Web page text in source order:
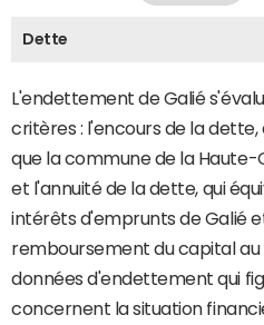
Dette
L'endettement de Galié
critères : l'encours de la
que la commune de la Haute-
et l'annuité de la dette, qui
intérêts d'emprunts de Galié
remboursement du capital au
données d'endettement qui
concernent la situation